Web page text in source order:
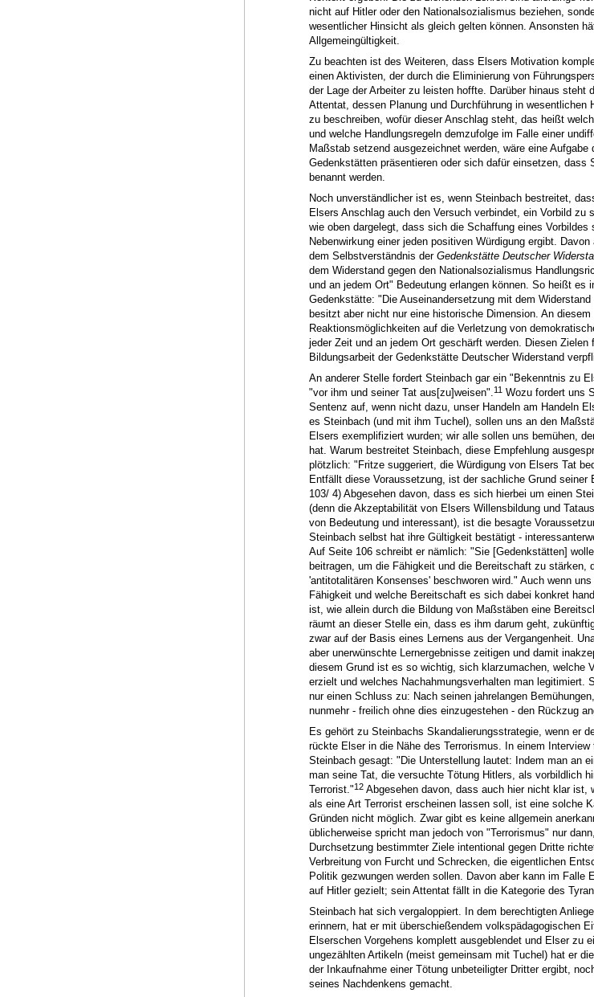
nicht auf Hitler oder den Nationalsozialismus beziehen,
wesentlicher Hinsicht als gleich gelten können. Ansonsten
Allgemeingültigkeit.
Zu beachten ist des Weiteren, dass Elsers Motivation
einen Aktivisten, der durch die Eliminierung von
der Lage der Arbeiter zu leisten hoffte. Darüber hinaus steht
Attentat, dessen Planung und Durchführung in
zu beschreiben, wofür dieser Anschlag steht, das heißt
und welche Handlungsregeln demzufolge im Falle einer
Maßstab setzend ausgezeichnet werden, wäre eine Aufgabe
Gedenkstätten präsentieren oder sich dafür einsetzen, dass
benannt werden.
Noch unverständlicher ist es, wenn Steinbach bestreitet,
Elsers Anschlag auch den Versuch verbindet, ein Vorbild
wie oben dargelegt, dass sich die Schaffung eines
Nebenwirkung einer jeden positiven Würdigung ergibt.
dem Selbstverständnis der Gedenkstätte Deutscher
dem Widerstand gegen den Nationalsozialismus
und an jedem Ort" Bedeutung erlangen können. So heißt es
Gedenkstätte: "Die Auseinandersetzung mit dem
besitzt aber nicht nur eine historische Dimension. An
Reaktionsmöglichkeiten auf die Verletzung von
jeder Zeit und an jedem Ort geschärft werden. Diesen
Bildungsarbeit der Gedenkstätte Deutscher Widerstand
An anderer Stelle fordert Steinbach gar ein "Bekenntnis zu
"vor ihm und seiner Tat aus[zu]weisen".11 Wozu fordert uns
Sentenz auf, wenn nicht dazu, unser Handeln am Handeln
es Steinbach (und mit ihm Tuchel), sollen uns an den
Elsers exemplifiziert wurden; wir alle sollen uns bemühen,
hat. Warum bestreitet Steinbach, diese Empfehlung
plötzlich: "Fritze suggeriert, die Würdigung von Elsers Tat
Entfällt diese Voraussetzung, ist der sachliche Grund seiner
103/ 4) Abgesehen davon, dass es sich hierbei um einen
(denn die Akzeptabilität von Elsers Willensbildung und
von Bedeutung und interessant), ist die besagte
Steinbach selbst hat ihre Gültigkeit bestätigt -
Auf Seite 106 schreibt er nämlich: "Sie [Gedenkstätten]
beitragen, um die Fähigkeit und die Bereitschaft zu stärken,
'antitotalitären Konsenses' beschworen wird." Auch wenn
Fähigkeit und welche Bereitschaft es sich dabei konkret
ist, wie allein durch die Bildung von Maßstäben eine
räumt an dieser Stelle ein, dass es ihm darum geht,
zwar auf der Basis eines Lernens aus der Vergangenheit.
aber unerwünschte Lernergebnisse zeitigen und damit
diesem Grund ist es so wichtig, sich klarzumachen, welche
erzielt und welches Nachahmungsverhalten man legitimiert.
nur einen Schluss zu: Nach seinen jahrelangen
nunmehr - freilich ohne dies einzugestehen - den Rückzug
Es gehört zu Steinbachs Skandalierungsstrategie, wenn er
rückte Elser in die Nähe des Terrorismus. In einem Interview
Steinbach gesagt: "Die Unterstellung lautet: Indem man an
man seine Tat, die versuchte Tötung Hitlers, als vorbildlich
Terrorist."12Abgesehen davon, dass auch hier nicht klar ist,
als eine Art Terrorist erscheinen lassen soll, ist eine solche
Gründen nicht möglich. Zwar gibt es keine allgemein
üblicherweise spricht man jedoch von "Terrorismus" nur
Durchsetzung bestimmter Ziele intentional gegen Dritte
Verbreitung von Furcht und Schrecken, die eigentlichen
Politik gezwungen werden sollen. Davon aber kann im Falle
auf Hitler gezielt; sein Attentat fällt in die Kategorie des
Steinbach hat sich vergaloppiert. In dem berechtigten
erinnern, hat er mit überschießendem volkspädagogischen
Elserschen Vorgehens komplett ausgeblendet und Elser zu
ungezählten Artikeln (meist gemeinsam mit Tuchel) hat er
der Inkaufnahme einer Tötung unbeteiligter Dritter ergibt,
seines Nachdenkens gemacht.